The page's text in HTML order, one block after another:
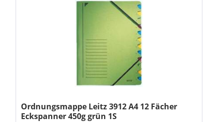
Ordnungsmappe Leitz 3912 A4 12 Fächer
Eckspanner 450g grün 1S